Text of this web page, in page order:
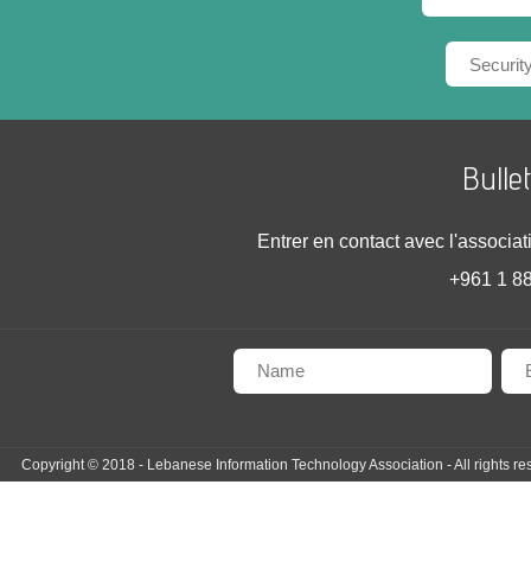
Entrer en contact avec
+961 1
Copyright © 2018 - Lebanese Information Technology Association - All rights